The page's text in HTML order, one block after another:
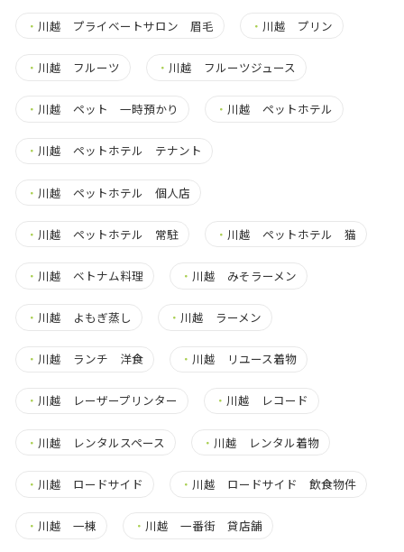
・ 川越 プライベートサロン 眉毛 ・ 川越 プリン
・ 川越 フルーツ ・ 川越 フルーツジュース
・ 川越 ペット 一時預かり ・ 川越 ペットホテル
・ 川越 ペットホテル テナント
・ 川越 ペットホテル 個人店
・ 川越 ペットホテル 常駐 ・ 川越 ペットホテル 猫
・ 川越 ベトナム料理 ・ 川越 みそラーメン
・ 川越 よもぎ蒸し ・ 川越 ラーメン
・ 川越 ランチ 洋食 ・ 川越 リユース着物
・ 川越 レーザープリンター ・ 川越 レコード
・ 川越 レンタルスペース ・ 川越 レンタル着物
・ 川越 ロードサイド ・ 川越 ロードサイド 飲食物件
・ 川越 一棟 ・ 川越 一番街 貸店舗